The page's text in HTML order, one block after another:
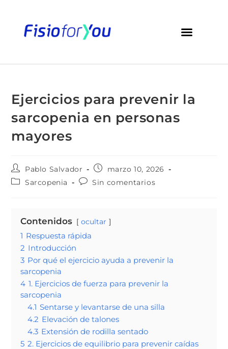
Ejercicios para prevenir la
sarcopenia en personas
mayores
Pablo Salvador
marzo 10, 2026
Sarcopenia
Sin comentarios
Contenidos ocultar
1 Respuesta rápida
2 Introducción
3 Por qué el ejercicio ayuda a prevenir la
sarcopenia
4 1. Ejercicios de fuerza para prevenir la
sarcopenia
4.1 Sentarse y levantarse de una silla
4.2 Elevación de talones
4.3 Extensión de rodilla sentado
5 2. Ejercicios de equilibrio para prevenir caídas